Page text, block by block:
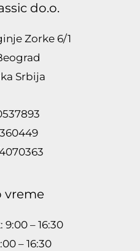
do.o.
Zorke 6/1
Srbija
vreme
– 16:30
– 16:30